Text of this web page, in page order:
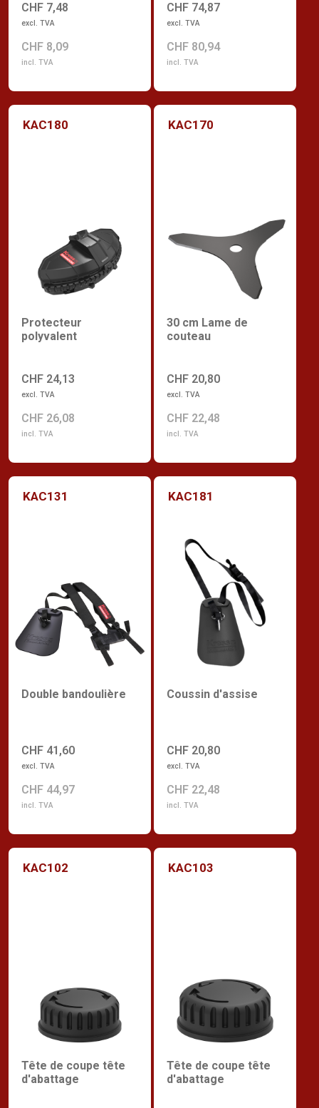
CHF 7,48
excl. TVA
CHF 8,09
incl. TVA
CHF 74,87
excl. TVA
CHF 80,94
incl. TVA
KAC180
Protecteur
polyvalent
CHF 24,13
excl. TVA
CHF 26,08
incl. TVA
KAC170
30 cm Lame de
couteau
CHF 20,80
excl. TVA
CHF 22,48
incl. TVA
KAC131
Double bandoulière
CHF 41,60
excl. TVA
CHF 44,97
incl. TVA
KAC181
Coussin d'assise
CHF 20,80
excl. TVA
CHF 22,48
incl. TVA
KAC102
Tête de coupe tête
d'abattage
KAC103
Tête de coupe tête
d'abattage